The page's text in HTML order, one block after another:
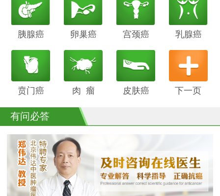
下一页
胰腺癌 鳞癌
卵巢癌 骨癌
宫颈癌 喉癌
乳腺癌
贲门癌 阴茎癌肉 瘤 白血病皮肤癌
有问必答